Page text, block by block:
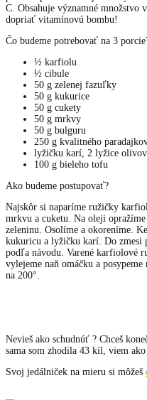
C. Obsahuje významné množstvo
dopriať vitamínovú bombu!
Čo budeme potrebovať na 3
½ karfiolu
½ cibule
50 g zelenej fazuľky
50 g kukurice
50 g cukety
50 g mrkvy
50 g bulguru
250 g kvalitného
lyžičku karí, 2 lyžice
100 g bieleho tofu
Ako budeme postupovať?
Najskôr si naparíme ružičky
mrkvu a cuketu. Na oleji
zeleninu. Osolíme a okoreníme.
kukuricu a lyžičku karí. Do zmesi
podľa návodu. Varené karfiolové
vylejeme naň omáčku a
na 200°.
Nevieš ako schudnúť ? Chceš
sama som zhodila 43 kíl, viem
Svoj jedálniček na mieru si môžeš